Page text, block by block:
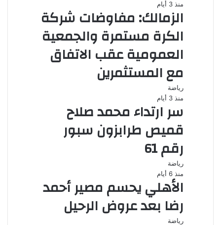
منذ 3 أيام
الزمالك: مفاوضات شركة
الكرة مستمرة والجمعية
العمومية عقب الاتفاق
مع المستثمرين
رياضة
منذ 3 أيام
سر ارتداء محمد صلاح
قميص طرابزون سبور
رقم 61
رياضة
منذ 6 أيام
الأهلي يحسم مصير أحمد
رضا بعد عروض الرحيل
رياضة